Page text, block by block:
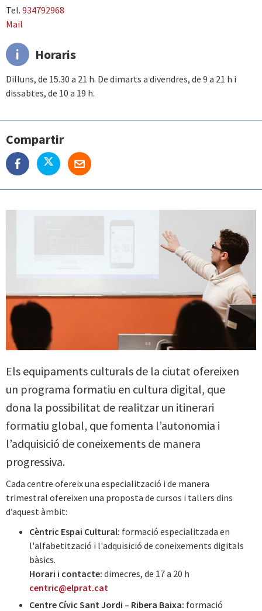
Tel. 934792968
Mail
Horaris
Dilluns, de 15.30 a 21 h. De dimarts a divendres, de 9 a 21 h i
dissabtes, de 10 a 19 h.
Compartir
Els equipaments culturals de la ciutat ofereixen
un programa formatiu en cultura digital, que
dona la possibilitat de realitzar un itinerari
formatiu global, que fomenta l’autonomia i
l’adquisició de coneixements de manera
progressiva.
Cada centre ofereix una especialització i de manera
trimestral ofereixen una proposta de cursos i tallers dins
d’aquest àmbit:
Cèntric Espai Cultural: formació especialitzada en
l'alfabetització i l'adquisició de coneixements digitals
bàsics.
Horari i contacte: dimecres, de 17 a 20 h
centric@elprat.cat
Centre Cívic Sant Jordi – Ribera Baixa: formació